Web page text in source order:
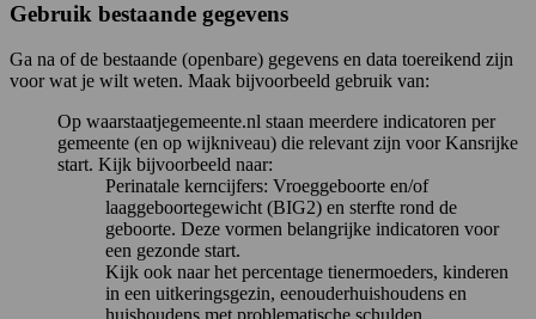
Gebruik bestaande gegevens
Ga na of de bestaande (openbare) gegevens en data toereikend zijn
voor wat je wilt weten. Maak bijvoorbeeld gebruik van:
Op waarstaatjegemeente.nl staan meerdere indicatoren per
gemeente (en op wijkniveau) die relevant zijn voor Kansrijke
start. Kijk bijvoorbeeld naar:
Perinatale kerncijfers: Vroeggeboorte en/of
laaggeboortegewicht (BIG2) en sterfte rond de
geboorte. Deze vormen belangrijke indicatoren voor
een gezonde start.
Kijk ook naar het percentage tienermoeders, kinderen
in een uitkeringsgezin, eenouderhuishoudens en